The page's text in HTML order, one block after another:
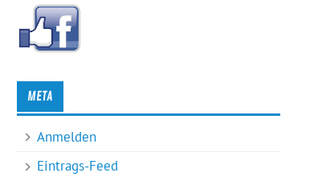
META
Anmelden
Eintrags-Feed